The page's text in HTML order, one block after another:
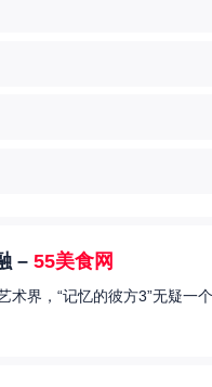
– 55美食网
界，“记忆的彼方3”无疑